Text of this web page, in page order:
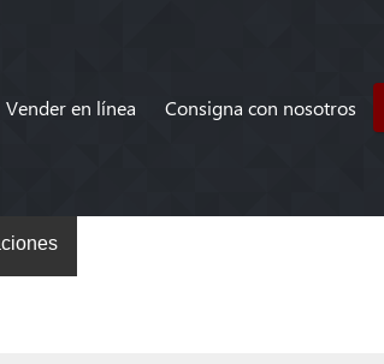
Vender en línea Consigna con nosotros